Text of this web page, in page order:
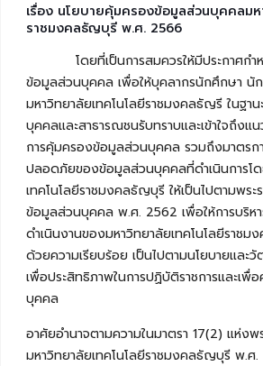
เรื่อง นโยบายคุ้มครองข้อมูลส่วนบุคคลมห
ราชมงคลธัญบุรี พ.ศ. 2566
โดยที่เป็นการสมควรให้มีประกาศกำห
ข้อมูลส่วนบุคคล เพื่อให้บุคลากรนักศึกษา นั
มหาวิทยาลัยเทคโนโลยีราชมงคลธัญรี ในฐา
บุคคลและสาธารณชนรับทราบและเข้าใจถึงแ
การคุ้มครองข้อมูลส่วนบุคคล รวมถึงมาตรก
ปลอดภัยของข้อมูลส่วนบุคคลที่ดำเนินการโ
เทคโนโลยีราชมงคลธัญบุรี ให้เป็นไปตามพ
ข้อมูลส่วนบุคคล พ.ศ. 2562 เพื่อให้การบริหา
ดำเนินงานของมหาวิทยาลัยเทคโนโลยีราชม
ด้วยความเรียบร้อย เป็นไปตามนโยบายและ
เพื่อประสิทธิภาพในการปฏิบัติราชการและเ
บุคคล
อาศัยอำนาจตามความในมาตรา 17(2) แห่ง
มหาวิทยาลัยเทคโนโลยีราชมงคลธัญบุรี พ.ศ